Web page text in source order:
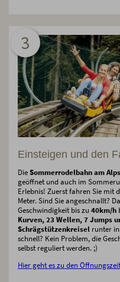
3
Einsteigen und den
DieSommerrodelbahn am
geöffnet und auch im
Erlebnis! Zuerst fahren Sie mit
Meter. Sind Sie angeschnallt?
Geschwindigkeit bis zu 40km/h
Kurven, 23 Wellen, 7 Jumps
Schrägstützenkreisel runter
schnell? Kein Problem, die
selbst reguliert werden. ;)
Hier geht es zu den